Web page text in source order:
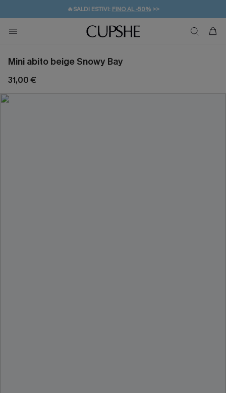
🔥SALDI ESTIVI: FINO AL -50%>>
🚚SPEDIZIONE GRATUITA DA 49€
💌REGALO PER I NUOVI: 20% DI SCONTO*
Mini abito beige Snowy Bay
31,00 €